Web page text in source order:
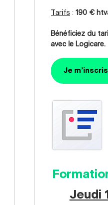
Tarifs : 190 €
Bénéficiez du
avec le Logicare.
Je m’inscris
Jeudi